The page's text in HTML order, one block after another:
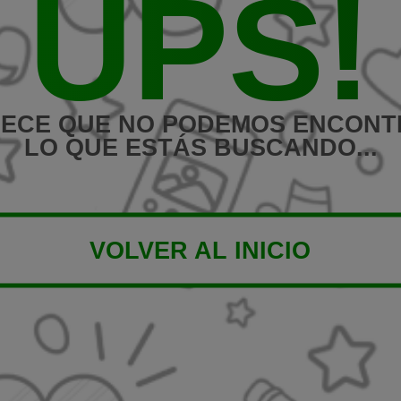
UPS!
QUE NO PODEMOS
LO QUE ESTÁS BUSCANDO...
VOLVER AL INICIO